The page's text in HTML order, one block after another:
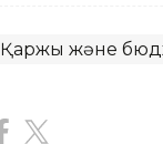
Қаржы және